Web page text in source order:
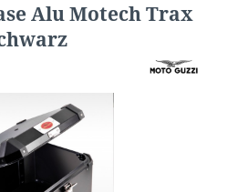
Alu Motech Trax